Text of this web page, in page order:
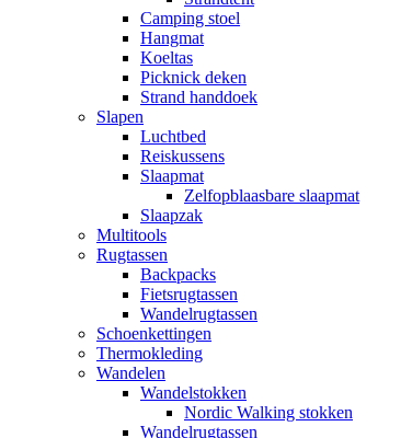
Camping stoel
Hangmat
Koeltas
Picknick deken
Strand handdoek
Slapen
Luchtbed
Reiskussens
Slaapmat
Zelfopblaasbare slaapmat
Slaapzak
Multitools
Rugtassen
Backpacks
Fietsrugtassen
Wandelrugtassen
Schoenkettingen
Thermokleding
Wandelen
Wandelstokken
Nordic Walking stokken
Wandelrugtassen